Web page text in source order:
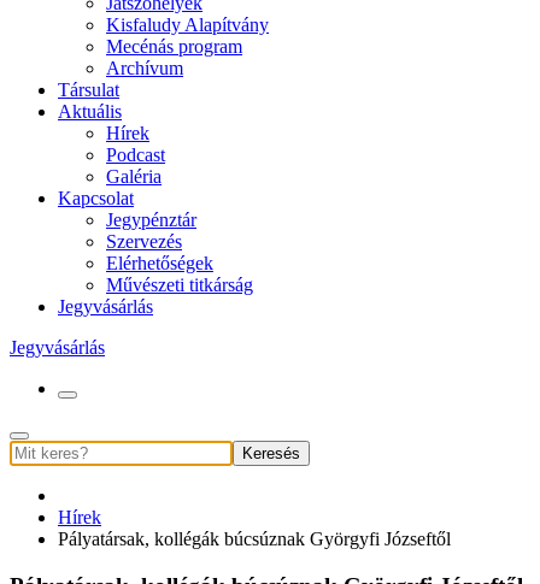
Kisfaludy Alapítvány
Mecénás program
Archívum
Társulat
Aktuális
Hírek
Podcast
Galéria
Kapcsolat
Jegypénztár
Szervezés
Elérhetőségek
Művészeti titkárság
Jegyvásárlás
Jegyvásárlás
Keresés
Hírek
Pályatársak, kollégák búcsúznak Györgyfi Józseftől